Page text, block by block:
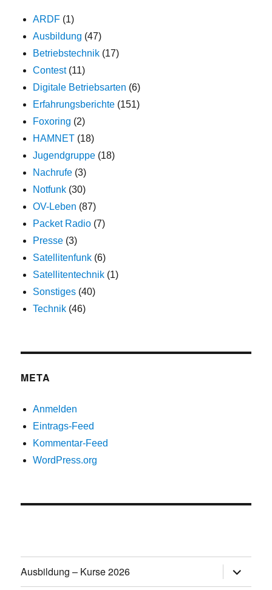
ARDF (1)
Ausbildung (47)
Betriebstechnik (17)
Contest(11)
Digitale Betriebsarten (6)
Erfahrungsberichte (151)
Foxoring (2)
HAMNET (18)
Jugendgruppe (18)
Nachrufe (3)
Notfunk (30)
OV-Leben (87)
Packet Radio (7)
Presse (3)
Satellitenfunk (6)
Satellitentechnik (1)
Sonstiges (40)
Technik (46)
META
Anmelden
Eintrags-Feed
Kommentar-Feed
WordPress.org
Ausbildung – Kurse 2026
öffnen